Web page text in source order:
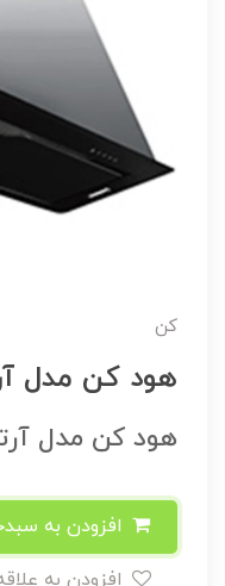
کن
هود کن مدل
هود کن مدل